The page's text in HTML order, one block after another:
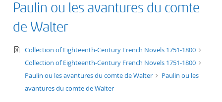
Titel absteigend
Format absteigend
Paulin ou les avantures du comte
de Walter
text/xml
Collection of Eighteenth-Century French Novels 1751-1800
Collection of Eighteenth-Century French Novels 1751-1800
Paulin ou les avantures du comte de Walter
Paulin ou les
avantures du comte de Walter